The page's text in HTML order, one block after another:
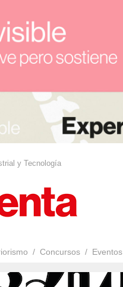
y Tecnología
Concursos Eventos